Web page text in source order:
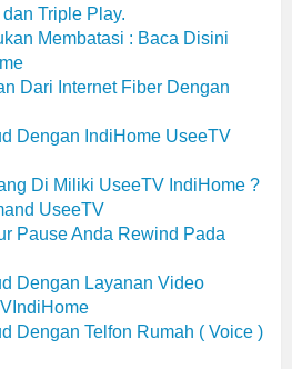
Triple Play.
Membatasi : Baca Disini
Dari Internet Fiber Dengan
Dengan IndiHome UseeTV
Di Miliki UseeTV IndiHome ?
UseeTV
Pause Anda Rewind Pada
Dengan Layanan Video
Dengan Telfon Rumah ( Voice )